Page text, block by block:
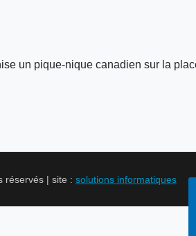
un pique-nique canadien sur la
réservés | site : solutions informatiques